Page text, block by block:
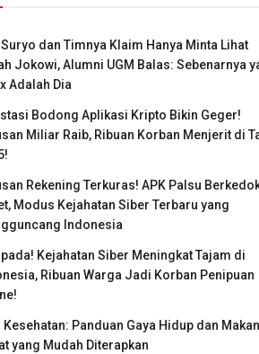
Suryo dan Timnya Klaim Hanya Minta Lihat
Jokowi, Alumni UGM Balas: Sebenarnya
Adalah Dia
Bodong Aplikasi Kripto Bikin Geger!
Miliar Raib, Ribuan Korban Menjerit di
Rekening Terkuras! APK Palsu
Modus Kejahatan Siber Terbaru yang
Indonesia
Kejahatan Siber Meningkat Tajam di
Ribuan Warga Jadi Korban Penipuan
Kesehatan: Panduan Gaya Hidup dan
yang Mudah Diterapkan